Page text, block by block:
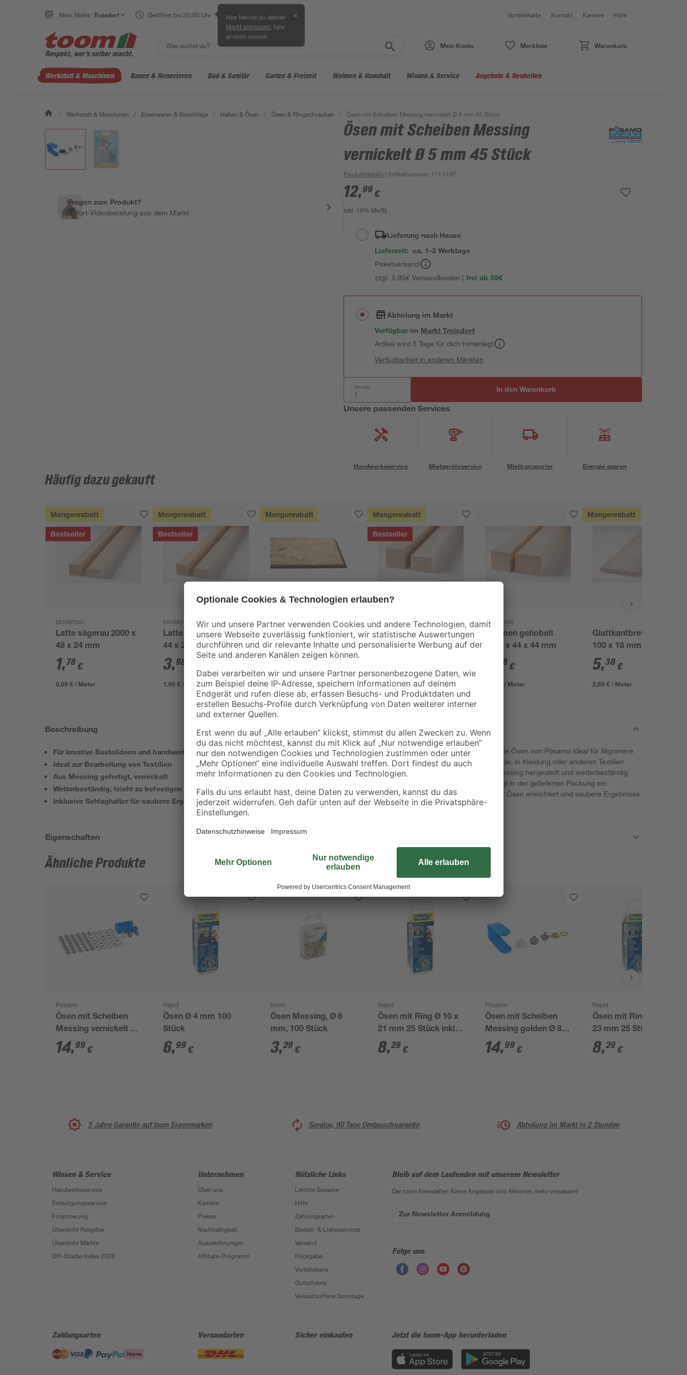
Mein Markt: Troisdorf Geöffnet bis 20:00 Uhr Hier kannst du deinen
Markt anpassen , falls
er nicht stimmt.
✕ Vorteilskarte Kontakt Karriere Hilfe
Mein Konto Merkliste Warenkorb
Werkstatt & Maschinen Bauen & Renovieren Bad & Sanitär Garten & Freizeit Wohnen & Haushalt Wissen & Service Angebote & Neuheiten
/ Werkstatt & Maschinen / Eisenwaren & Beschläge / Haken & Ösen / Ösen & Ringschrauben / Ösen mit Scheiben Messing vernickelt Ø 5 mm 45 Stück
Fragen zum Produkt?
Sofort-Videoberatung aus dem Markt
Ösen mit Scheiben Messing
vernickelt Ø 5 mm 45 Stück
Produktdetails | Artikelnummer: 1710197
12,99 €
inkl. 19% MwSt.
Lieferung nach Hause
Lieferzeit: ca. 1-3 Werktage
Paketversand
zzgl. 5,95€ Versandkosten | frei ab 59€
Abholung im Markt
Verfügbar im MarktTroisdorf
Artikel wird 3 Tage für dich hinterlegt
Verfügbarkeit in anderen Märkten
Anzahl: In den Warenkorb
Unsere passenden Services
Handwerksservice Mietgeräteservice Miettransporter Energie sparen
Häufig dazu gekauft
Mengenrabatt
Bestseller
binderholz
Latte sägerau 2000 x
48 x 24 mm
1,78 €
0,89 € / Meter
Mengenrabatt
Bestseller
binderholz
Latte gehobelt 2000 x
44 x 24 mm
3,98
1,99 € / Meter
Mengenrabatt
Kronospan
OSB3-Verlegeplatte
'Cityboard'
ungeschliffen 1690 x
634 x 12 mm
5
6,41 € / Pack
Mengenrabatt
Bestseller
binderholz
Rahmen sägerau
2000 x 58 x 38 mm
1,99 € / Meter
binderholz
Rahmen gehobelt
2000 x 44 x 44 mm
98 €
3,99 € / Meter
Mengenrabatt
Glattkantbrett 2000 x
100 x 18 mm
5,38 €
2,69 € / Meter
Beschreibung
Für kreative Bastelideen und handwerkliche Arbeiten
Ideal zur Bearbeitung von Textilien
Aus Messing gefertigt, vernickelt
Wetterbeständig, leicht zu befestigen
Inklusive Schlaghalter für saubere Ergebnisse
Mit einem Durchmesser von 5 mm eignen sich die Ösen von Pösamo ideal für filigranere
Bastel- bzw. Handwerksarbeiten und können bspw. in Kleidung oder anderen Textilien
verarbeitet werden. Sie sind aus vernickeltem Messing hergestellt und wetterbeständig
sowie leicht zu befestigen. Zu diesem Zweck liegt in der gelieferten Packung ein
Schlaghalter bei, der das genaue Einstanzen der Ösen erleichtert und saubere Ergebnisse
ermöglicht.
Eigenschaften
Ähnliche Produkte
Pösamo
Ösen mit Scheiben
Messing vernickelt Ø
8 mm 30 Stück
14,99 €
Rapid
Ösen Ø 4 mm 100
Stück
6,99 €
toom
Ösen Messing, Ø 6
mm, 100 Stück
3,29 €
Rapid
Ösen mit Ring Ø 10 x
21 mm 25 Stück inkl.
Einschlagwerkzeug
8,29 €
Pösamo
Ösen mit Scheiben
Messing golden Ø 8
mm 30 Stück
14,99 €
Rapid
Ösen mit Ring Ø 12 x
23 mm 25 Stück inkl
Einschlagwerkzeug
8,29 €
5 Jahre Garantie auf toom Eigenmarken Sorglos, 90 Tage Umtauschgarantie Abholung im Markt in 2 Stunden
Wissen & Service
Handwerksservice
Entsorgungsservice
Finanzierung
Übersicht Ratgeber
Übersicht Märkte
DIY-Städte-Index 2026
Unternehmen
Über uns
Karriere
Presse
Nachhaltigkeit
Auszeichnungen
Affiliate-Programm
Nützliche Links
Leichte Sprache
Hilfe
Zahlungsarten
Bestell- & Lieferservices
Versand
Rückgabe
Vorteilskarte
Gutscheine
Verkaufsoffene Sonntage
Bleib auf dem Laufenden mit unserem Newsletter
Der toom Newsletter: Keine Angebote und Aktionen mehr verpassen!
Zur Newsletter Anmeldung
Folge uns
Zahlungsarten Versandarten Sicher einkaufen Jetzt die toom-App herunterladen